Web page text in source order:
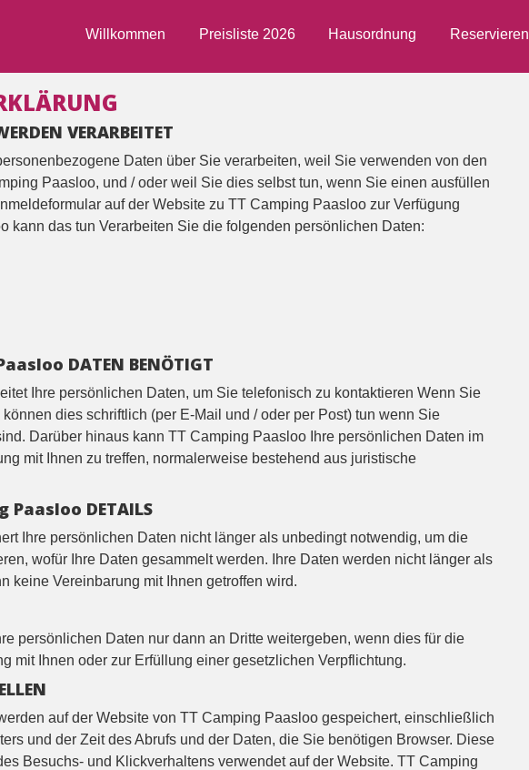
Willkommen Preisliste 2026 Hausordnung Reservieren
VERARBEITET
Daten über Sie verarbeiten, weil Sie verwenden von den
Paasloo, und / oder weil Sie dies selbst tun, wenn Sie einen ausfüllen
auf der Website zu TT Camping Paasloo zur Verfügung
kann das tun Verarbeiten Sie die folgenden persönlichen Daten:
DATEN BENÖTIGT
Ihre persönlichen Daten, um Sie telefonisch zu kontaktieren Wenn Sie
dies schriftlich (per E-Mail und / oder per Post) tun wenn Sie
Darüber hinaus kann TT Camping Paasloo Ihre persönlichen Daten im
mit Ihnen zu treffen, normalerweise bestehend aus juristische
DETAILS
Ihre persönlichen Daten nicht länger als unbedingt notwendig, um die
wofür Ihre Daten gesammelt werden. Ihre Daten werden nicht länger als
keine Vereinbarung mit Ihnen getroffen wird.
persönlichen Daten nur dann an Dritte weitergeben, wenn dies für die
mit Ihnen oder zur Erfüllung einer gesetzlichen Verpflichtung.
auf der Website von TT Camping Paasloo gespeichert, einschließlich
und der Zeit des Abrufs und der Daten, die Sie benötigen Browser. Diese
Besuchs- und Klickverhaltens verwendet auf der Website. TT Camping